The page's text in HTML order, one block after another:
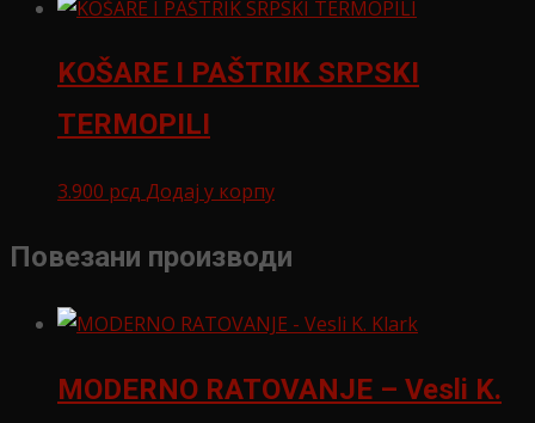
KOŠARE I PAŠTRIK SRPSKI
TERMOPILI
3.900 рсд Додај у корпу
Повезани производи
MODERNO RATOVANJE – Vesli K.